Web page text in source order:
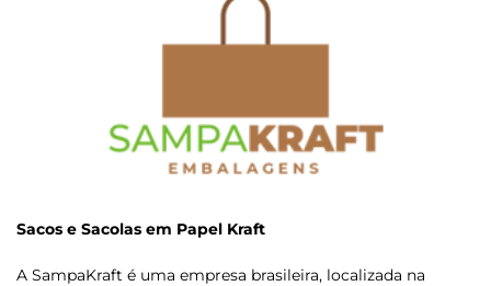
Sacos e Sacolas em Papel Kraft
A SampaKraft é uma empresa brasileira, localizada na